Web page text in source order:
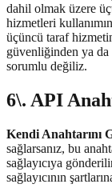
dahil olmak üzere
hizmetleri
üçüncü taraf
güvenliğinden ya da
sorumlu değiliz.
6\. API
Kendi Anahtarını
sağlarsanız, bu
sağlayıcıya
sağlayıcının